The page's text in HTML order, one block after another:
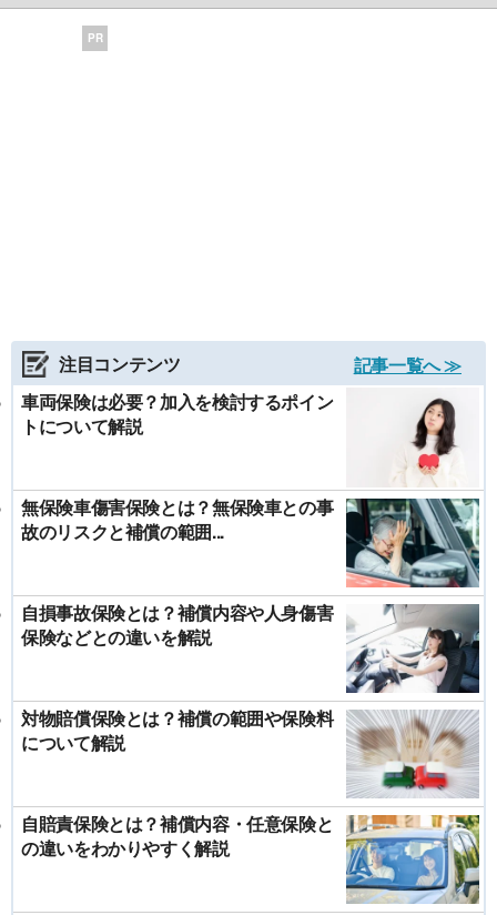
PR
注目コンテンツ
記事一覧へ ≫
車両保険は必要？加入を検討するポイン
トについて解説
無保険車傷害保険とは？無保険車との事
故のリスクと補償の範囲...
自損事故保険とは？補償内容や人身傷害
保険などとの違いを解説
対物賠償保険とは？補償の範囲や保険料
について解説
自賠責保険とは？補償内容・任意保険と
の違いをわかりやすく解説